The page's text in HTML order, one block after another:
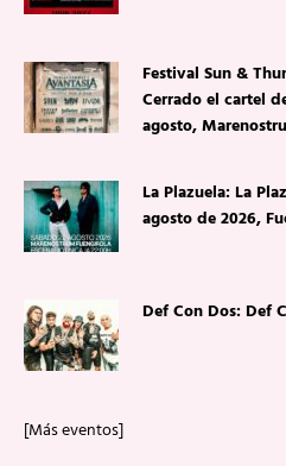
Festival Sun &
Cerrado el cartel
agosto,
La Plazuela: La
agosto de 2026,
Def Con Dos: Def
[Más eventos]